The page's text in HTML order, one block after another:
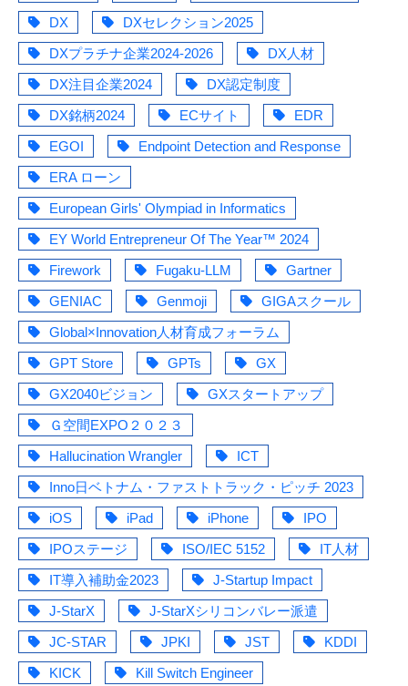
DX
DXセレクション2025
DXプラチナ企業2024-2026
DX人材
DX注目企業2024
DX認定制度
DX銘柄2024
ECサイト
EDR
EGOI
Endpoint Detection and Response
ERA ローン
European Girls' Olympiad in Informatics
EY World Entrepreneur Of The Year™ 2024
Firework
Fugaku-LLM
Gartner
GENIAC
Genmoji
GIGAスクール
Global×Innovation人材育成フォーラム
GPT Store
GPTs
GX
GX2040ビジョン
GXスタートアップ
Ｇ空間EXPO２０２３
Hallucination Wrangler
ICT
Inno日ベトナム・ファストトラック・ピッチ 2023
iOS
iPad iPhone
IPO
IPOステージ
ISO/IEC 5152
IT人材
IT導入補助金2023
J-Startup Impact
J-StarX
J-StarXシリコンバレー派遣
JC-STAR
JPKI JST
KDDI
KICK
Kill Switch Engineer